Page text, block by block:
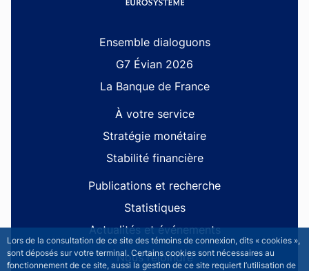
Lors de la consultation de ce site des témoins de connexion, dits « cookies »,
sont déposés sur votre terminal. Certains cookies sont nécessaires au
fonctionnement de ce site, aussi la gestion de ce site requiert l’utilisation de
Site navigationEnsemble dialoguons
G7 Évian 2026
La Banque de France
À votre service
Stratégie monétaire
Stabilité financière
Publications et recherche
Statistiques
Actualités et événements
Nous rejoindre